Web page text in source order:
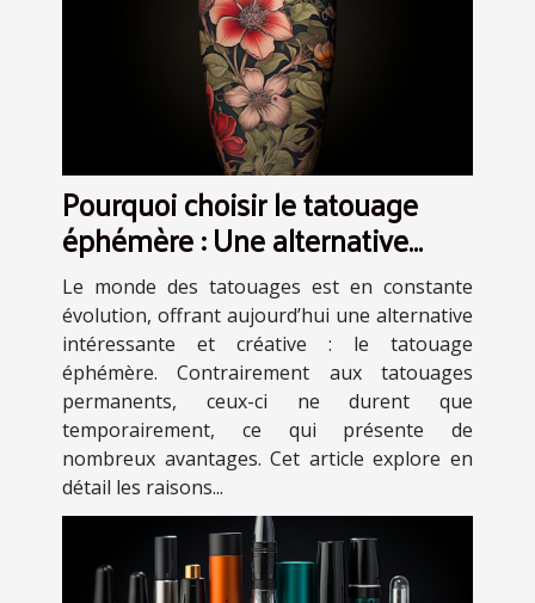
Pourquoi choisir le tatouage
éphémère : Une alternative
artistique et sans engagement
Le monde des tatouages est en constante
évolution, offrant aujourd’hui une alternative
intéressante et créative : le tatouage
éphémère. Contrairement aux tatouages
permanents, ceux-ci ne durent que
temporairement, ce qui présente de
nombreux avantages. Cet article explore en
détail les raisons...